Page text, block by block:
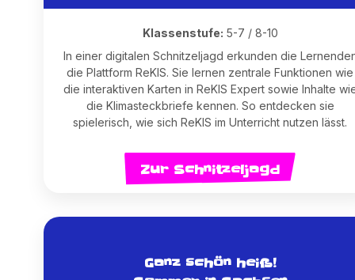
Klassenstufe: 5-7 / 8-10
In einer digitalen Schnitzeljagd erkunden die
die Plattform ReKIS. Sie lernen zentrale Funktionen wie
die interaktiven Karten in ReKIS Expert sowie Inhalte
die Klimasteckbriefe kennen. So entdecken sie
spielerisch, wie sich ReKIS im Unterricht nutzen lässt.
Zur Schnitzeljagd
Ganz schön heiß!